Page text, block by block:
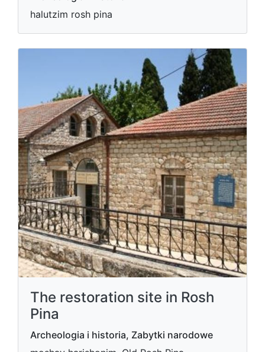
halutzim rosh pina
The restoration site in Rosh
Pina
Archeologia i historia, Zabytki narodowe